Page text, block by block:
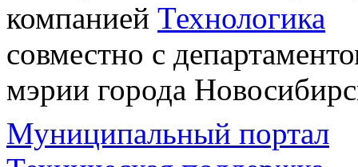
компанией Технологика
совместно с
мэрии города
Муниципальный портал